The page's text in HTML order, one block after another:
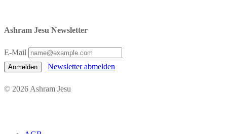
Ashram Jesu Newsletter
E-Mail
Anmelden Newsletter abmelden
© 2026 Ashram Jesu